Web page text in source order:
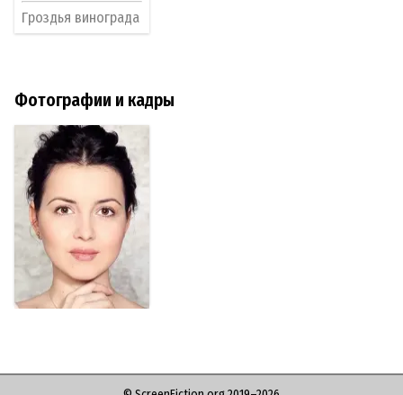
Гроздья винограда
Фотографии и кадры